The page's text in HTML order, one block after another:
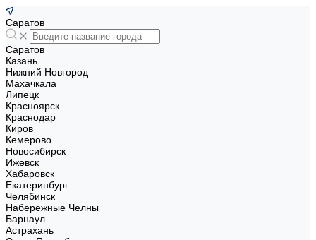
Саратов
Саратов
Казань
Нижний Новгород
Махачкала
Липецк
Красноярск
Краснодар
Киров
Кемерово
Новосибирск
Ижевск
Хабаровск
Екатеринбург
Челябинск
Набережные Челны
Барнаул
Астрахань